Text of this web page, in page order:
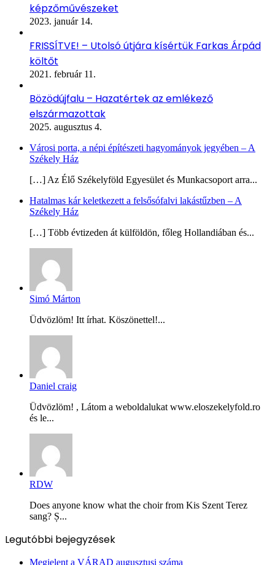
képzőművészeket
2023. január 14.
FRISSÍTVE! – Utolsó útjára kísértük Farkas Árpád
költőt
2021. február 11.
Bözödújfalu – Hazatértek az emlékező
elszármazottak
2025. augusztus 4.
Városi porta, a népi építészeti hagyományok jegyében – A
Székely Ház
[…] Az Élő Székelyföld Egyesület és Munkacsoport arra...
Hatalmas kár keletkezett a felsősófalvi lakástűzben – A
Székely Ház
[…] Több évtizeden át külföldön, főleg Hollandiában és...
Simó Márton
Üdvözlöm! Itt írhat. Köszönettel!...
Daniel craig
Üdvözlöm! , Látom a weboldalukat www.eloszekelyfold.ro
és le...
RDW
Does anyone know what the choir from Kis Szent Terez
sang? Ș...
Legutóbbi bejegyzések
Megjelent a VÁRAD augusztusi száma